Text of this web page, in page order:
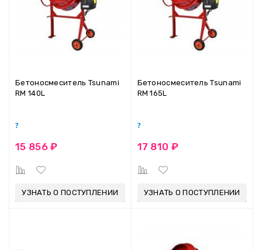
Бетоносмеситель Tsunami
RM 140L
15 856 ₽
УЗНАТЬ О ПОСТУПЛЕНИИ
Бетоносмеситель Tsunami
RM 165L
17 810 ₽
УЗНАТЬ О ПОСТУПЛЕНИИ